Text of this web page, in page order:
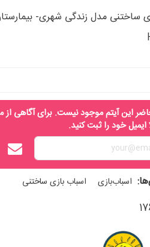
این آیتم موجود نیست. برای آگاهی از
خود را ثبت کنید.
اسباب‌بازی اسباب‌ بازی ساختنی